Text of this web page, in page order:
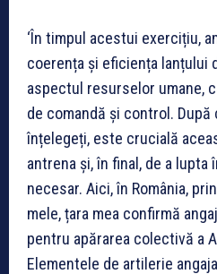
‘În timpul acestui exercițiu,
coerența și eficiența lanțului
aspectul resurselor umane,
de comandă și control.
înțelegeți, este crucială
antrena și, în final, de a lupta
necesar. Aici, în România,
mele, țara mea confirmă
pentru apărarea colectivă a
Elementele de artilerie